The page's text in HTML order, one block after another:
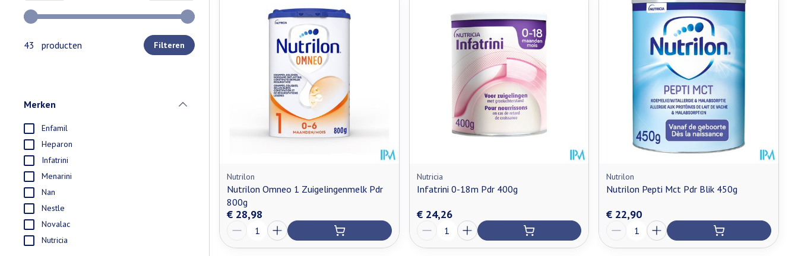
Gebruik de pijltjestoetsen links en rechts om de minimale en maximale prijswaarden aan te passen.
43 producten Filteren
Merken
Enfamil
Heparon
Infatrini
Menarini
Nan
Nestle
Novalac
Nutricia
Nutrilon
Nutrilon Omneo 1 Zuigelingenmelk Pdr
800g
€ 28,98
Nutricia
Infatrini 0-18m Pdr 400g
€ 24,26
Nutrilon
Nutrilon Pepti Mct Pdr Blik 450g
€ 22,90